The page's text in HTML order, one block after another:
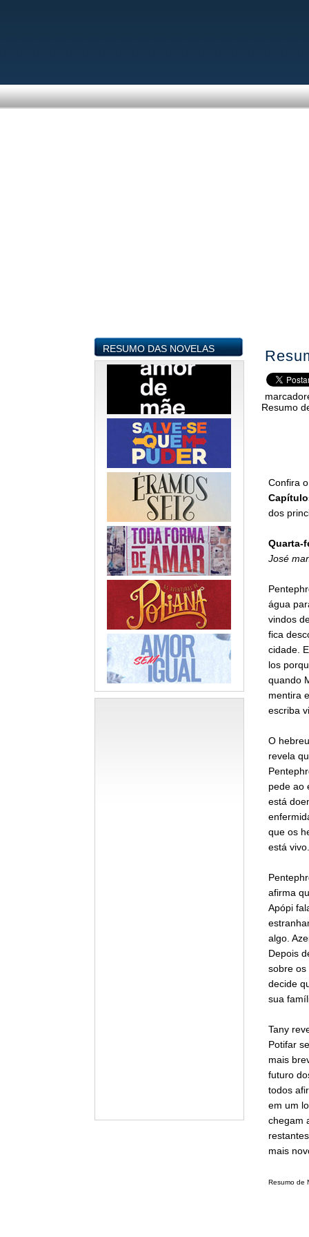
RESUMO DAS NOVELAS
Resumo
Confira o
dos
Quarta-
José
água
vindos
fica
cidade.
los
quando
mentira
escriba
O
revela
pede ao
está
que os
está vivo.
afirma
Apópi
algo.
Depois
sobre os
decide
sua
Tany
Potifar
mais
futuro
todos
em um
chegam
mais
Resumo de